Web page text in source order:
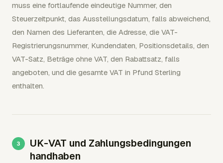
muss eine fortlaufende eindeutige Nummer, den
Steuerzeitpunkt, das Ausstellungsdatum, falls abweichend,
den Namen des Lieferanten, die Adresse, die VAT-
Registrierungsnummer, Kundendaten, Positionsdetails, den
VAT-Satz, Beträge ohne VAT, den Rabattsatz, falls
angeboten, und die gesamte VAT in Pfund Sterling
enthalten.
UK-VAT und Zahlungsbedingungen
handhaben